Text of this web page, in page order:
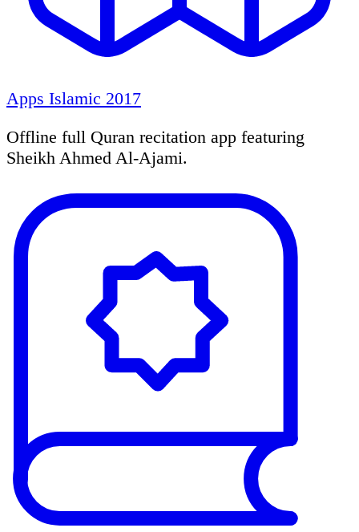
Apps Islamic 2017
Offline full Quran recitation app featuring
Sheikh Ahmed Al-Ajami.